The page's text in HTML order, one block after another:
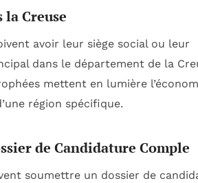
la Creuse
avoir leur siège social ou leur
dans le département de la
mettent en lumière
région spécifique.
de Candidature Comple
soumettre un dossier de